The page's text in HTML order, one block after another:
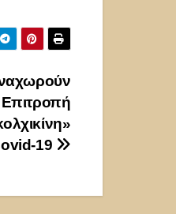
19